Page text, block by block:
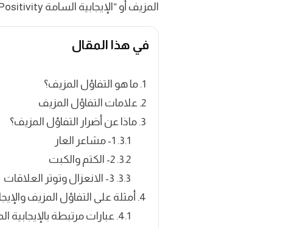
المزيف أو “الإيجابية السامة Toxic Positivity” والتفريق بينها وبين الشعور الحقيقي بالسعادة والرضا.
في هذا المقال
ما هو التفاؤل المزيف؟
علامات التفاؤل المزيف
ماذا عن أضرار التفاؤل المزيف؟
1- مشاعر العار
2- الكتم والكبت
3- الانعزال وتوتر العلاقات
أمثلة على التفاؤل المزيف
عبارات مرتبطة بالإيجابية